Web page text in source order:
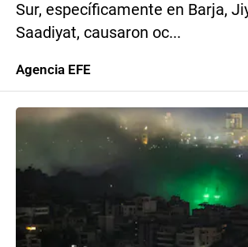
Sur, específicamente en Barja,
Saadiyat, causaron oc...
Agencia EFE